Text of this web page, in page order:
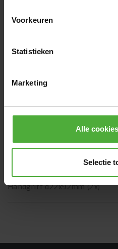
Voorkeuren
Statistieken
Marketing
Alle
Selectie
Hauswart Grundschule
Der Artikel ist von guter
stark beansprucht.
Fähnrich;Klaus-M.
30 März
Handgriff d22x92mm (2x)